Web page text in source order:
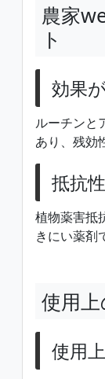
農家
ト
効果
ルーチンと
あり、残効
抵抗
植物薬害抵
きにい薬剤
使用
使用